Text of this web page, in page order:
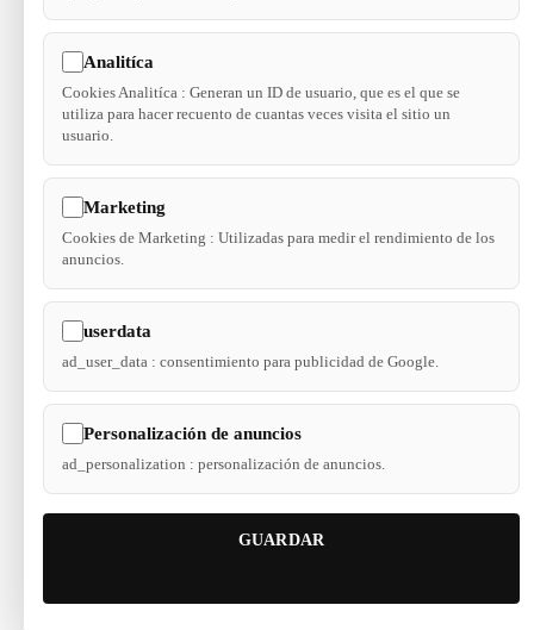
Analitíca
Cookies Analitíca : Generan un ID de usuario, que es el que se
utiliza para hacer recuento de cuantas veces visita el sitio un
usuario.
Marketing
Cookies de Marketing : Utilizadas para medir el rendimiento de los
anuncios.
userdata
ad_user_data : consentimiento para publicidad de Google.
Personalización de anuncios
ad_personalization : personalización de anuncios.
GUARDAR